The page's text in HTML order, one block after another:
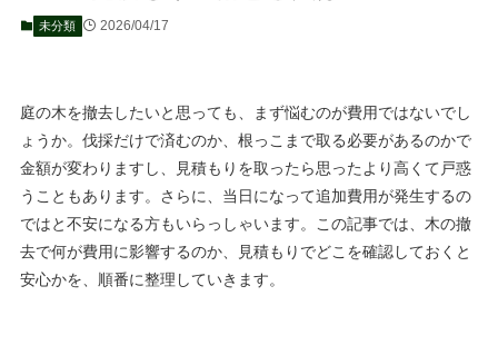
未分類 2026/04/17
庭の木を撤去したいと思っても、まず悩むのが費用ではないでし
ょうか。伐採だけで済むのか、根っこまで取る必要があるのかで
金額が変わりますし、見積もりを取ったら思ったより高くて戸惑
うこともあります。さらに、当日になって追加費用が発生するの
ではと不安になる方もいらっしゃいます。この記事では、木の撤
去で何が費用に影響するのか、見積もりでどこを確認しておくと
安心かを、順番に整理していきます。